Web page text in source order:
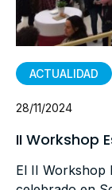
ACTUALIDAD
28/11/2024
II Workshop
El II Workshop